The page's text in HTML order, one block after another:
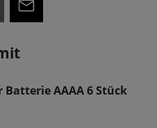
Batterie AAAA 6 Stück